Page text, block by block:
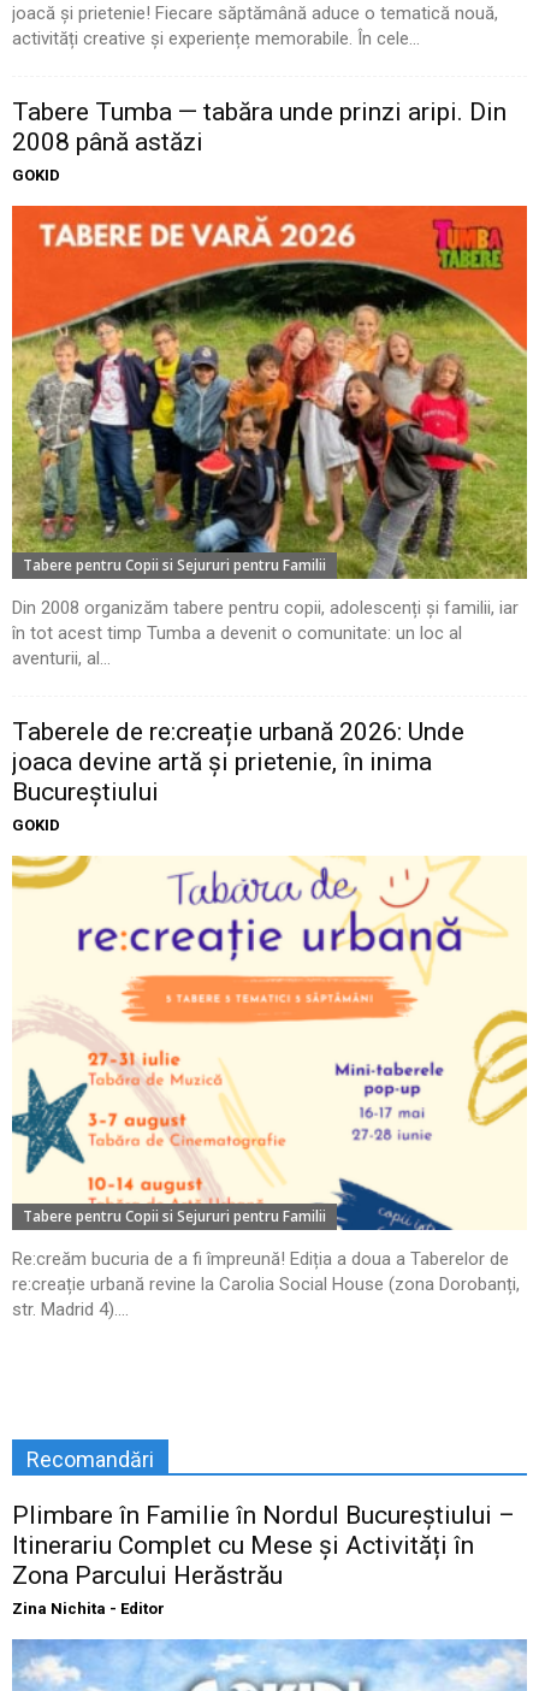
joacă și prietenie! Fiecare săptămână aduce o tematică nouă,
activități creative și experiențe memorabile. În cele...
Tabere Tumba — tabăra unde prinzi aripi. Din
2008 până astăzi
GOKID
Tabere pentru Copii si Sejururi pentru Familii
Din 2008 organizăm tabere pentru copii, adolescenți și familii, iar
în tot acest timp Tumba a devenit o comunitate: un loc al
aventurii, al...
Taberele de re:creație urbană 2026: Unde
joaca devine artă și prietenie, în inima
Bucureștiului
GOKID
Tabere pentru Copii si Sejururi pentru Familii
Re:creăm bucuria de a fi împreună! Ediția a doua a Taberelor de
re:creație urbană revine la Carolia Social House (zona Dorobanți,
str. Madrid 4)....
Recomandări
Plimbare în Familie în Nordul Bucureștiului –
Itinerariu Complet cu Mese și Activități în
Zona Parcului Herăstrău
Zina Nichita - Editor